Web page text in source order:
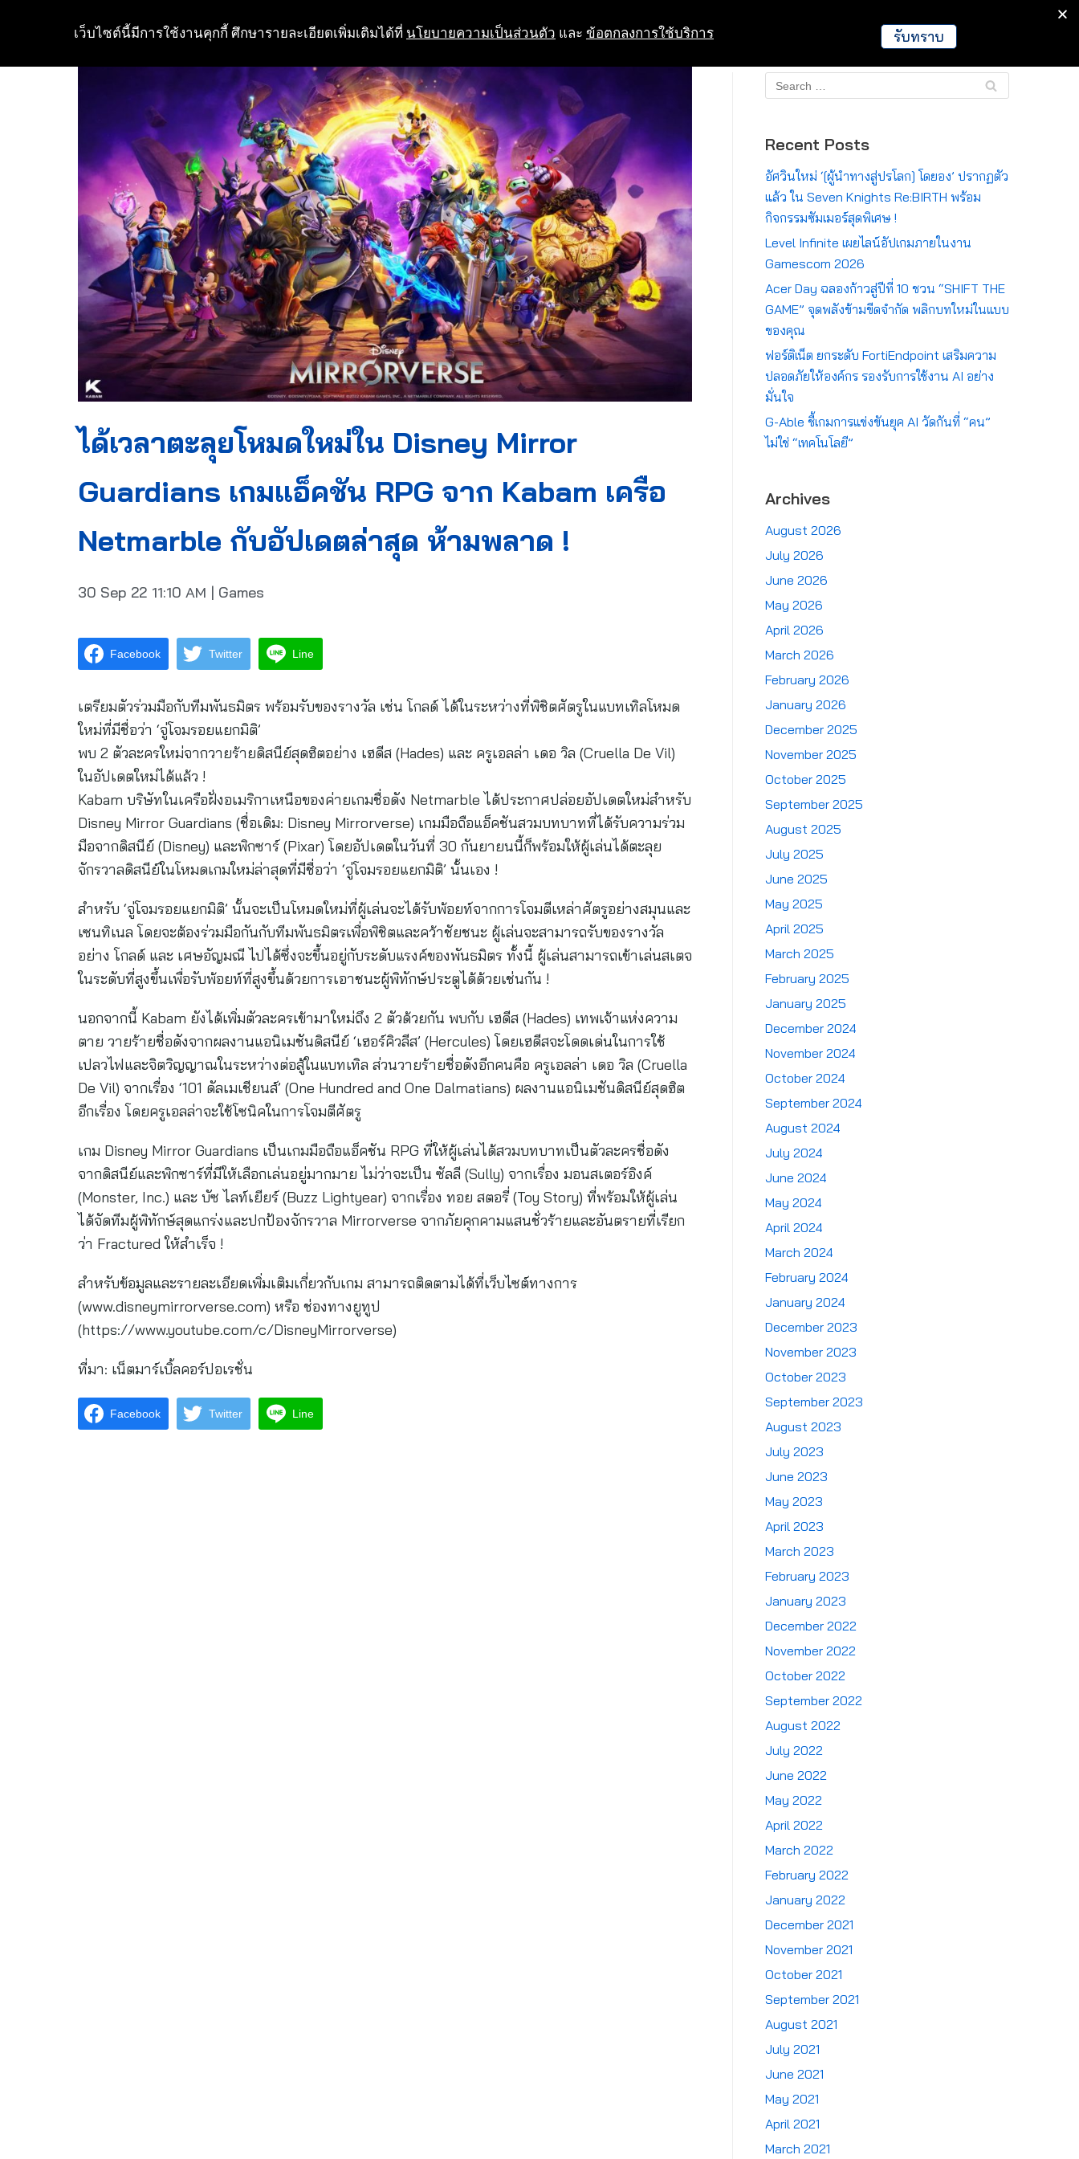
to
Crypto Global
ได้เวลาตะลุยโหมดใหม่ใน Disney Mirror
Guardians เกมแอ็คชัน RPG จาก Kabam เครือ
Netmarble กับอัปเดตล่าสุด ห้ามพลาด !
30 Sep 22 11:10 AM | Games
Facebook Twitter Line
เตรียมตัวร่วมมือกับทีมพันธมิตร พร้อมรับของรางวัล เช่น โกลด์ ได้ในระหว่างที่พิชิตศัตรูในแบทเทิลโหมด
ใหม่ที่มีชื่อว่า ‘จู่โจมรอยแยกมิติ’
พบ 2 ตัวละครใหม่จากวายร้ายดิสนีย์สุดฮิตอย่าง เฮดีส (Hades) และ ครูเอลล่า เดอ วิล (Cruella De Vil)
ในอัปเดตใหม่ได้แล้ว !
Kabam บริษัทในเครือฝั่งอเมริกาเหนือของค่ายเกมชื่อดัง Netmarble ได้ประกาศปล่อยอัปเดตใหม่สำหรับ
Disney Mirror Guardians (ชื่อเดิม: Disney Mirrorverse) เกมมือถือแอ็คชันสวมบทบาทที่ได้รับความร่วม
มือจากดิสนีย์ (Disney) และพิกซาร์ (Pixar) โดยอัปเดตในวันที่ 30 กันยายนนี้ก็พร้อมให้ผู้เล่นได้ตะลุย
จักรวาลดิสนีย์ในโหมดเกมใหม่ล่าสุดที่มีชื่อว่า ‘จู่โจมรอยแยกมิติ’ นั้นเอง !
สำหรับ ‘จู่โจมรอยแยกมิติ’ นั้นจะเป็นโหมดใหม่ที่ผู้เล่นจะได้รับพ้อยท์จากการโจมตีเหล่าศัตรูอย่างสมุนและ
เซนทิเนล โดยจะต้องร่วมมือกันกับทีมพันธมิตรเพื่อพิชิตและคว้าชัยชนะ ผู้เล่นจะสามารถรับของรางวัล
อย่าง โกลด์ และ เศษอัญมณี ไปได้ซึ่งจะขึ้นอยู่กับระดับแรงค์ของพันธมิตร ทั้งนี้ ผู้เล่นสามารถเข้าเล่นสเตจ
ในระดับที่สูงขึ้นเพื่อรับพ้อยท์ที่สูงขึ้นด้วยการเอาชนะผู้พิทักษ์ประตูได้ด้วยเช่นกัน !
นอกจากนี้ Kabam ยังได้เพิ่มตัวละครเข้ามาใหม่ถึง 2 ตัวด้วยกัน พบกับ เฮดีส (Hades) เทพเจ้าแห่งความ
ตาย วายร้ายชื่อดังจากผลงานแอนิเมชันดิสนีย์ ‘เฮอร์คิวลีส’ (Hercules) โดยเฮดีสจะโดดเด่นในการใช้
เปลวไฟและจิตวิญญาณในระหว่างต่อสู้ในแบทเทิล ส่วนวายร้ายชื่อดังอีกคนคือ ครูเอลล่า เดอ วิล (Cruella
De Vil) จากเรื่อง ‘101 ดัลเมเชียนส์’ (One Hundred and One Dalmatians) ผลงานแอนิเมชันดิสนีย์สุดฮิต
อีกเรื่อง โดยครูเอลล่าจะใช้โซนิคในการโจมตีศัตรู
เกม Disney Mirror Guardians เป็นเกมมือถือแอ็คชัน RPG ที่ให้ผู้เล่นได้สวมบทบาทเป็นตัวละครชื่อดัง
จากดิสนีย์และพิกซาร์ที่มีให้เลือกเล่นอยู่มากมาย ไม่ว่าจะเป็น ซัลลี (Sully) จากเรื่อง มอนสเตอร์อิงค์
(Monster, Inc.) และ บัซ ไลท์เยียร์ (Buzz Lightyear) จากเรื่อง ทอย สตอรี่ (Toy Story) ที่พร้อมให้ผู้เล่น
ได้จัดทีมผู้พิทักษ์สุดแกร่งและปกป้องจักรวาล Mirrorverse จากภัยคุกคามแสนชั่วร้ายและอันตรายที่เรียก
ว่า Fractured ให้สำเร็จ !
สำหรับข้อมูลและรายละเอียดเพิ่มเติมเกี่ยวกับเกม สามารถติดตามได้ที่เว็บไซต์ทางการ
(www.disneymirrorverse.com) หรือ ช่องทางยูทูป
(https://www.youtube.com/c/DisneyMirrorverse)
ที่มา: เน็ตมาร์เบิ้ลคอร์ปอเรชั่น
Facebook Twitter Line
Recent Posts
อัศวินใหม่ ‘[ผู้นำทางสู่ปรโลก] โดยอง’ ปรากฏตัว
แล้ว ใน Seven Knights Re:BIRTH พร้อม
กิจกรรมซัมเมอร์สุดพิเศษ !
Level Infinite เผยไลน์อัปเกมภายในงาน
Gamescom 2026
Acer Day ฉลองก้าวสู่ปีที่ 10 ชวน “SHIFT THE
GAME” จุดพลังข้ามขีดจำกัด พลิกบทใหม่ในแบบ
ของคุณ
ฟอร์ติเน็ต ยกระดับ FortiEndpoint เสริมความ
ปลอดภัยให้องค์กร รองรับการใช้งาน AI อย่าง
มั่นใจ
G-Able ชี้เกมการแข่งขันยุค AI วัดกันที่ “คน”
ไม่ใช่ “เทคโนโลยี”
Archives
August 2026
July 2026
June 2026
May 2026
April 2026
March 2026
February 2026
January 2026
December 2025
November 2025
October 2025
September 2025
August 2025
July 2025
June 2025
May 2025
April 2025
March 2025
February 2025
January 2025
December 2024
November 2024
October 2024
September 2024
August 2024
July 2024
June 2024
May 2024
April 2024
March 2024
February 2024
January 2024
December 2023
November 2023
October 2023
September 2023
August 2023
July 2023
June 2023
May 2023
April 2023
March 2023
February 2023
January 2023
December 2022
November 2022
October 2022
September 2022
August 2022
July 2022
June 2022
May 2022
April 2022
March 2022
February 2022
January 2022
December 2021
November 2021
October 2021
September 2021
August 2021
July 2021
June 2021
May 2021
April 2021
March 2021
เว็บไซต์นี้มีการใช้งานคุกกี้ ศึกษารายละเอียดเพิ่มเติมได้ที่ นโยบายความเป็นส่วนตัว และ ข้อตกลงการใช้บริการ รับทราบ